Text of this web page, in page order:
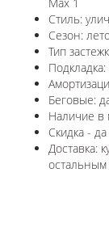
Стиль:
Сезон:
Тип
Подкладка:
Беговые:
Наличие в
Скидка - да
Доставка:
остальным